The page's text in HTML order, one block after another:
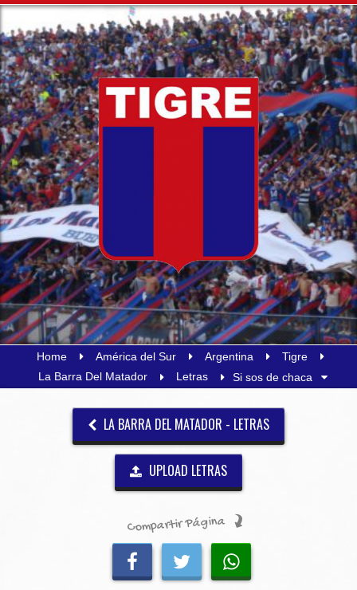
Home América del Sur Argentina
Tigre
La Barra Del Matador
Letras Si sos de chaca
LA BARRA DEL MATADOR - LETRAS
UPLOAD LETRAS
Compartir Página